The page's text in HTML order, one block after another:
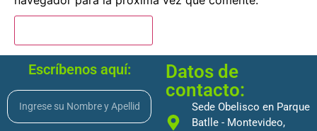
Escríbenos aquí:
Datos de
contacto:
Sede Obelisco en Parque
Batlle - Montevideo,